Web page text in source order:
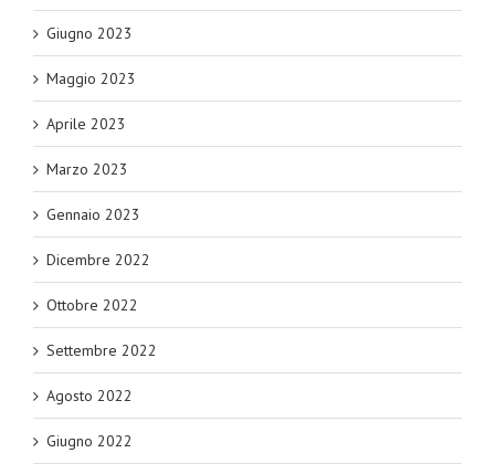
Giugno 2023
Maggio 2023
Aprile 2023
Marzo 2023
Gennaio 2023
Dicembre 2022
Ottobre 2022
Settembre 2022
Agosto 2022
Giugno 2022